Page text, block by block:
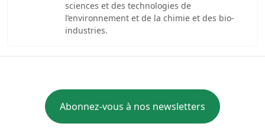
sciences et des technologies de
l’environnement et de la chimie et des bio-
industries.
Abonnez-vous à nos newsletters